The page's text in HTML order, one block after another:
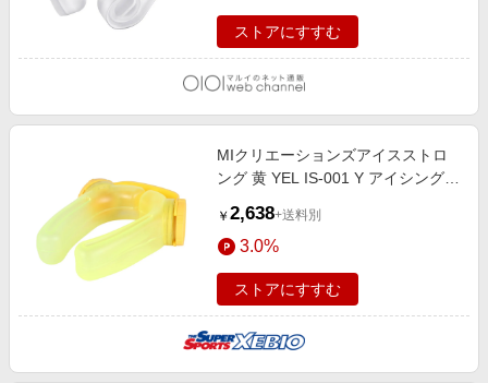
ビジネス・その他サービス
ストアにすすむ
MIクリエーションズアイスストロ
ング 黄 YEL IS-001 Y アイシング
ズ
￥ 2,638+送料別
3.0%
ストアにすすむ